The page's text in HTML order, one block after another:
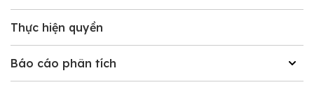
Thực hiện quyền
Báo cáo phân tích